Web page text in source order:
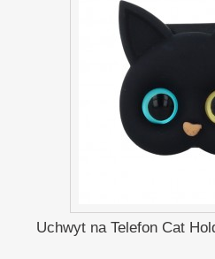
Uchwyt na Telefon Cat